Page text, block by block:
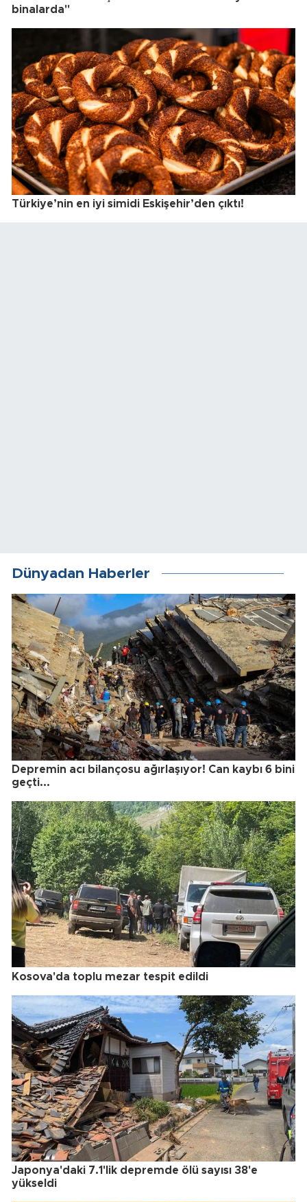
binalarda"
Türkiye’nin en iyi simidi Eskişehir’den çıktı!
Dünyadan Haberler
Depremin acı bilançosu ağırlaşıyor! Can kaybı 6 bini
geçti...
Kosova'da toplu mezar tespit edildi
Japonya'daki 7.1'lik depremde ölü sayısı 38'e
yükseldi